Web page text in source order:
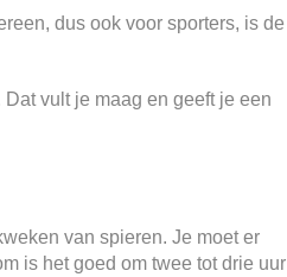
dus ook voor sporters, is de
vult je maag en geeft je een
van spieren. Je moet er
is het goed om twee tot drie uur